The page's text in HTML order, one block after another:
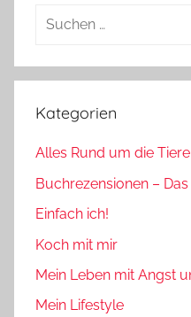
Suchen
Kategorien
Alles Rund um die Tiere
Buchrezensionen –
Einfach ich!
Koch mit mir
Mein Leben mit Angst
Mein Lifestyle